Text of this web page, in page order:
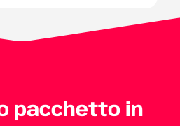
pacchetto in